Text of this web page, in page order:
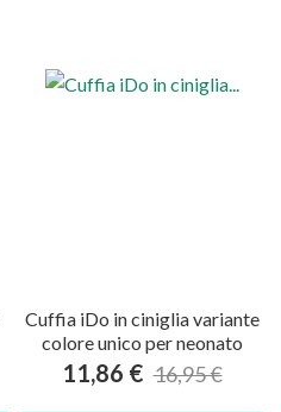
Cuffia iDo in ciniglia variante
colore unico per neonato
11,86 € 16,95 €